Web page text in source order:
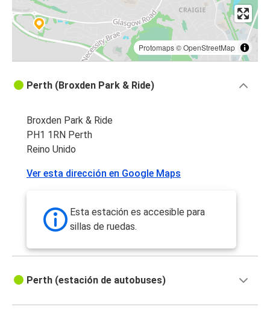
Protomaps©OpenStreetMap
Perth (Broxden Park & Ride)
Broxden Park & Ride
PH1 1RN Perth
Reino Unido
Ver esta dirección en Google Maps
Esta estación es accesible para
sillas de ruedas.
Perth (estación de autobuses)